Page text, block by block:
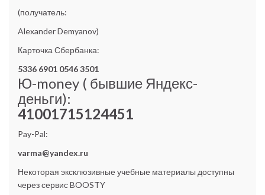
(получатель:
Alexander Demyanov)
Карточка Сбербанка:
5336 6901 0546 3501
Ю-money ( бывшие Яндекс-
деньги):
41001715124451
Pay-Pal:
varma@yandex.ru
Некоторая эксклюзивные учебные материалы доступны
через сервис BOOSTY